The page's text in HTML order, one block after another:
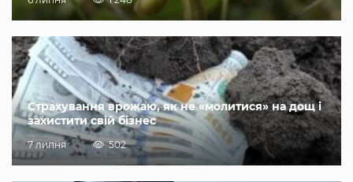
Страхування врожаю, як не «молитися» на дощ і
захистити свій бізнес
7 липня 502